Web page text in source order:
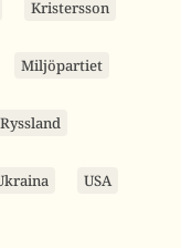
Kristersson
Miljöpartiet
Ryssland
USA